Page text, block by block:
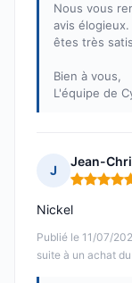
Nous vous
avis
êtes très
Bien à vous,
L'équipe de
J
Jean-
Note : 5
Publié le 11/07/
suite à un achat
Nickel